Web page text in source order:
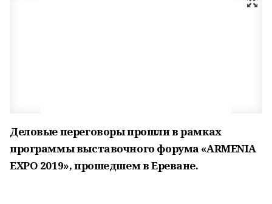
Деловые переговоры прошли в рамках
программы выставочного форума «ARMENIA
EXPO 2019», прошедшем в Ереване.